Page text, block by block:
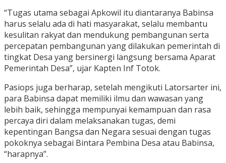
“Tugas utama sebagai Apkowil itu diantaranya Babinsa
harus selalu ada di hati masyarakat, selalu membantu
kesulitan rakyat dan mendukung pembangunan serta
percepatan pembangunan yang dilakukan pemerintah di
tingkat Desa yang bersinergi langsung bersama Aparat
Pemerintah Desa”, ujar Kapten Inf Totok.
Pasiops juga berharap, setelah mengikuti Latorsarter ini,
para Babinsa dapat memiliki ilmu dan wawasan yang
lebih baik, sehingga mempunyai kemampuan dan rasa
percaya diri dalam melaksanakan tugas, demi
kepentingan Bangsa dan Negara sesuai dengan tugas
pokoknya sebagai Bintara Pembina Desa atau Babinsa,
“harapnya”.